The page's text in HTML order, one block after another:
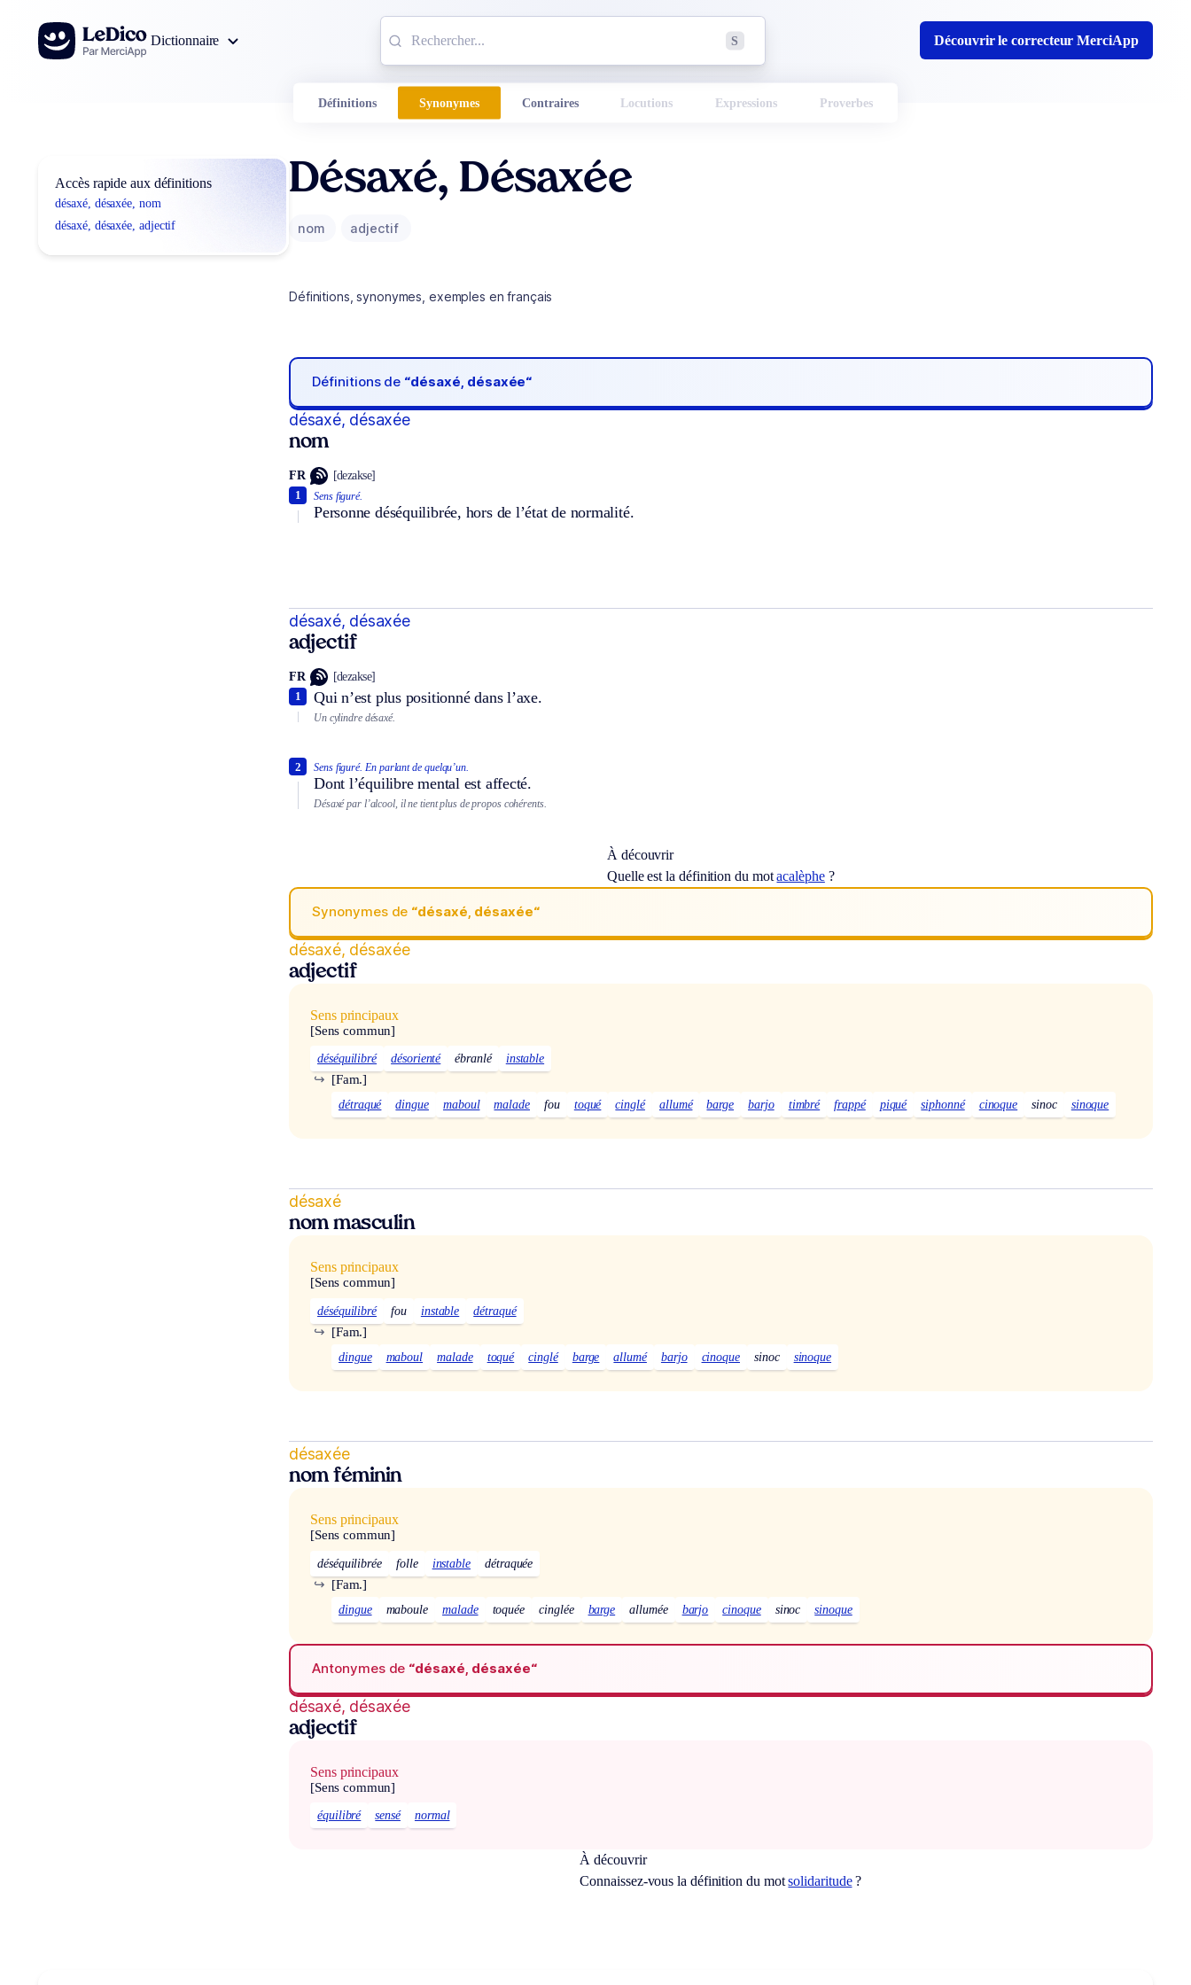
Aller au contenu
Dictionnaire
S Découvrir le correcteur MerciApp
Définitions Synonymes Contraires Locutions Expressions Proverbes
Accès rapide aux définitions
désaxé, désaxée, nom
désaxé, désaxée, adjectif
Désaxé, Désaxée
nom adjectif
Définitions, synonymes, exemples en français
Définitions de “désaxé, désaxée“
désaxé, désaxée
nom
FR [dezakse]
Sens figuré.
Personne déséquilibrée, hors de l’état de normalité.
1
désaxé, désaxée
adjectif
FR [dezakse]
Qui n’est plus positionné dans l’axe.
1
Un cylindre désaxé.
Sens figuré. En parlant de quelqu’un.
Dont l’équilibre mental est affecté.
2
Désaxé par l’alcool, il ne tient plus de propos cohérents.
À découvrir
Quelle est la définition du motacalèphe?
Synonymes de “désaxé, désaxée“
désaxé, désaxée
adjectif
Sens principaux
[Sens commun]
déséquilibré désorienté ébranlé instable
[Fam.]
↪
détraqué dingue maboul malade fou toqué cinglé allumé barge barjo timbré frappé piqué siphonné cinoque sinoc sinoque
désaxé
nom masculin
Sens principaux
[Sens commun]
déséquilibré fou instable détraqué
[Fam.]
↪
dingue maboul malade toqué cinglé barge allumé barjo cinoque sinoc sinoque
désaxée
nom féminin
Sens principaux
[Sens commun]
déséquilibrée folle instable détraquée
[Fam.]
↪
dingue maboule malade toquée cinglée barge allumée barjo cinoque sinoc sinoque
Antonymes de “désaxé, désaxée“
désaxé, désaxée
adjectif
Sens principaux
[Sens commun]
équilibré sensé normal
À découvrir
Connaissez-vous la définition du motsolidaritude?